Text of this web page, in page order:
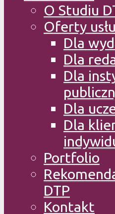
O Studiu
Oferty
Dla
Dla
Dla
Dla
Dla
Portfolio
DTP
Kontakt